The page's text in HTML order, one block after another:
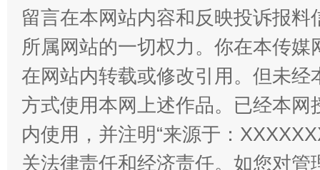
留言在本网站内容和反映投诉报
所属网站的一切权力。你在本传
在网站内转载或修改引用。但未
方式使用本网上述作品。已经本
内使用，并注明“来源于：
关法律责任和经济责任。如您对